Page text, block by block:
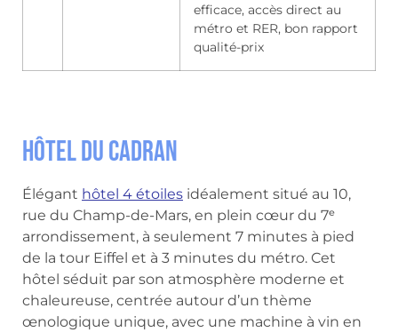
efficace, accès direct au
métro et RER, bon rapport
qualité-prix
Hôtel du Cadran
Élégant hôtel 4 étoiles idéalement situé au 10,
rue du Champ-de-Mars, en plein cœur du 7ᵉ
arrondissement, à seulement 7 minutes à pied
de la tour Eiffel et à 3 minutes du métro. Cet
hôtel séduit par son atmosphère moderne et
chaleureuse, centrée autour d’un thème
œnologique unique, avec une machine à vin en